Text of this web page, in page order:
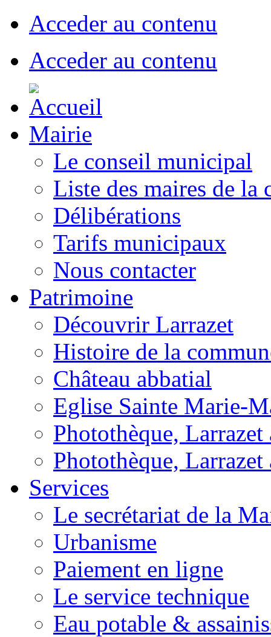
Acceder au contenu
Acceder au contenu
Mairie
Le conseil municipal
Liste des maires de la
Délibérations
Tarifs municipaux
Nous contacter
Patrimoine
Découvrir Larrazet
Histoire de la
Château abbatial
Eglise Sainte Marie-
Photothèque,
Photothèque,
Services
Le secrétariat de la
Urbanisme
Paiement en ligne
Le service technique
Eau potable &